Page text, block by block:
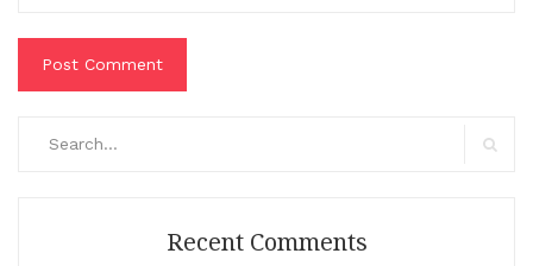
Recent Comments